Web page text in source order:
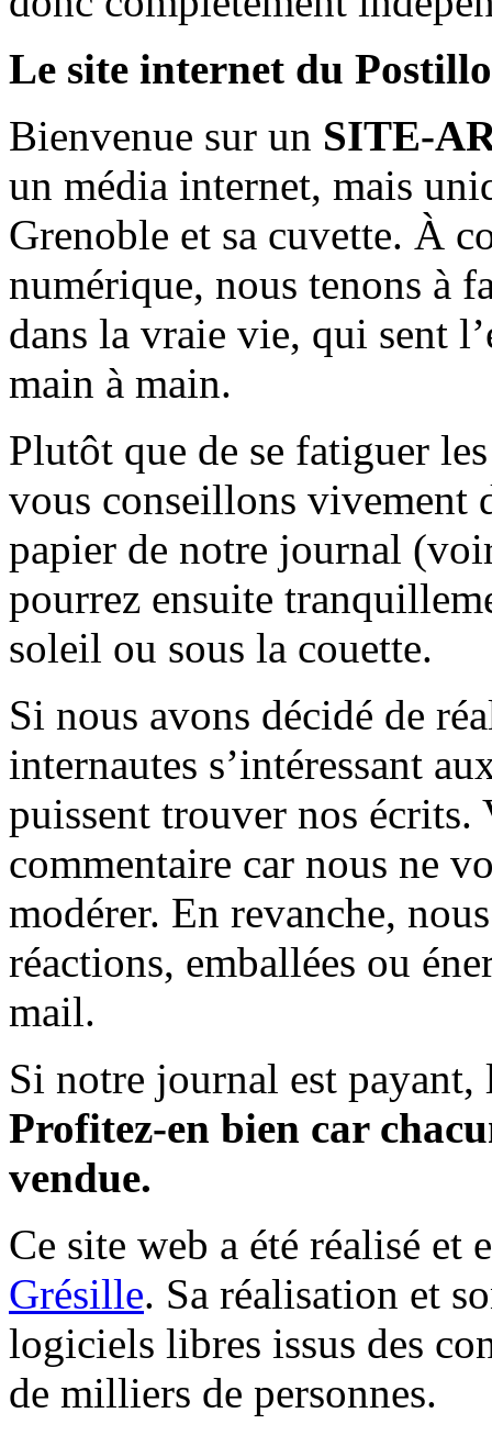
Le site internet du
Bienvenue sur un SITE-
un média internet, mais
Grenoble et sa cuvette. À
numérique, nous tenons à
dans la vraie vie, qui sent
main à main.
Plutôt que de se fatiguer
vous conseillons vivement
papier de notre journal
pourrez ensuite
soleil ou sous la couette.
Si nous avons décidé de
internautes s’intéressant
puissent trouver nos écrits.
commentaire car nous ne
modérer. En revanche,
réactions, emballées ou
mail.
Si notre journal est payant,
Profitez-en bien car
vendue.
Ce site web a été réalisé et
Grésille. Sa réalisation et
logiciels libres issus des
de milliers de personnes.